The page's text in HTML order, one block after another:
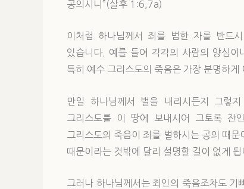
공의시니”(살후 1:6,7a)
이처럼 하나님께서 죄를 범한 자를 반드
있습니다. 예를 들어 각각의 사람의 양심
특히 예수 그리스도의 죽음은 가장 분명하게
만일 하나님께서 벌을 내리시든지 그렇
그리스도를 이 땅에 보내시어 그토록 잔
그리스도의 죽음이 죄를 벌하시는 공의 때
때문이라는 것밖에 달리 설명할 길이 없게 됩
그러나 하나님께서는 죄인의 죽음조차도 기